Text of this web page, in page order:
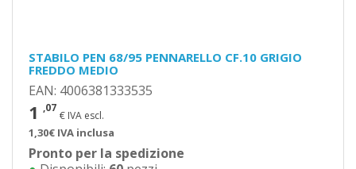
STABILO PEN 68/95 PENNARELLO CF.10 GRIGIO
FREDDO MEDIO
EAN: 4006381333535
1 ,07
€ IVA escl.
1,30€ IVA inclusa
Pronto per la spedizione